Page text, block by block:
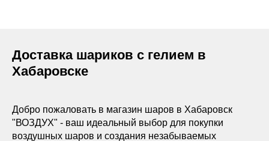
Доставка шариков с гелием в
Хабаровске
Добро пожаловать в магазин шаров в Хабаровск
"ВОЗДУХ" - ваш идеальный выбор для покупки
воздушных шаров и создания незабываемых